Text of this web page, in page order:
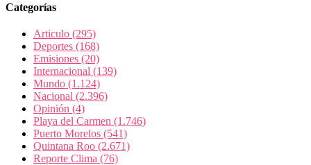
Categorías
Articulo (295)
Deportes (168)
Emisiones (20)
Internacional (139)
Mundo (1.124)
Nacional (2.396)
Opinión (4)
Playa del Carmen (1.746)
Puerto Morelos (541)
Quintana Roo (2.671)
Reporte Clima (76)